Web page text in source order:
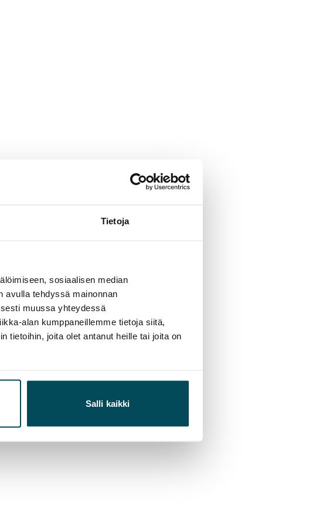
Tietoja
sosiaalisen median
avulla tehdyssä mainonnan
muussa yhteydessä
alan kumppaneillemme tietoja siitä,
tietoihin, joita olet antanut heille tai joita on
Salli kaikki